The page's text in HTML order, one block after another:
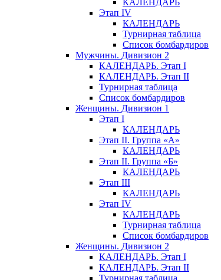
КАЛЕНДАРЬ
Этап IV
КАЛЕНДАРЬ
Турнирная таблица
Список бомбардиров
Мужчины. Дивизион 2
КАЛЕНДАРЬ. Этап I
КАЛЕНДАРЬ. Этап II
Турнирная таблица
Список бомбардиров
Женщины. Дивизион 1
Этап I
КАЛЕНДАРЬ
Этап II. Группа «А»
КАЛЕНДАРЬ
Этап II. Группа «Б»
КАЛЕНДАРЬ
Этап III
КАЛЕНДАРЬ
Этап IV
КАЛЕНДАРЬ
Турнирная таблица
Список бомбардиров
Женщины. Дивизион 2
КАЛЕНДАРЬ. Этап I
КАЛЕНДАРЬ. Этап II
Турнирная таблица